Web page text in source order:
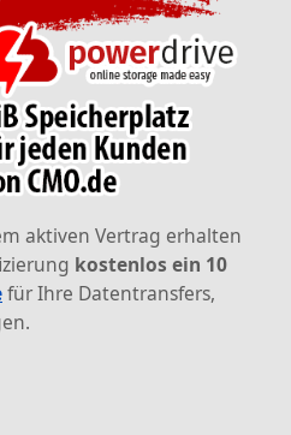
aktiven Vertrag erhalten
kostenlos ein 10
für Ihre Datentransfers,